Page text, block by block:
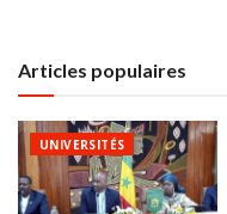
Articles populaires
UNIVERSITÉS